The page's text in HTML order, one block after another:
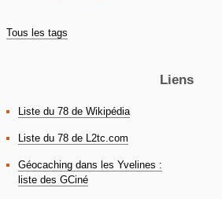
Tous les tags
Liens
Liste du 78 de Wikipédia
Liste du 78 de L2tc.com
Géocaching dans les Yvelines :
liste des GCiné